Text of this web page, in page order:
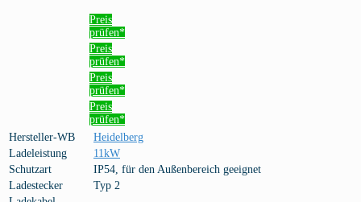
Preis
prüfen*
Preis
prüfen*
Preis
prüfen*
Preis
prüfen*
Hersteller-WB
Heidelberg
Ladeleistung
11kW
Schutzart
IP54, für den Außenbereich geeignet
Ladestecker
Typ 2